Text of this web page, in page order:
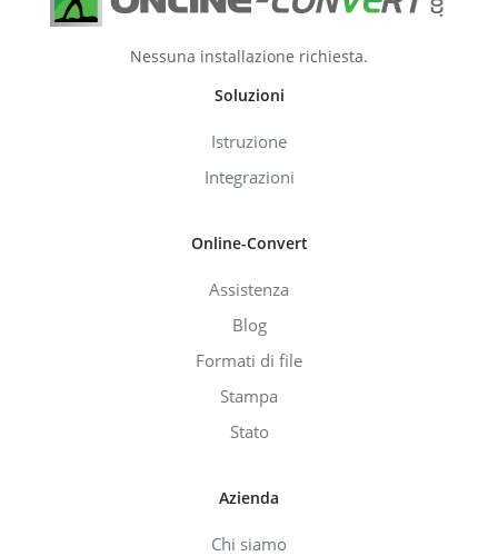
Nessuna installazione richiesta.
Soluzioni
Istruzione
Integrazioni
Online-Convert
Assistenza
Blog
Formati di file
Stampa
Stato
Azienda
Chi siamo